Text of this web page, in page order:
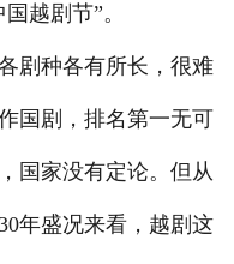
越剧节”。
种各有所长，很难
国剧，排名第一无可
国家没有定论。但从
年盛况来看，越剧这